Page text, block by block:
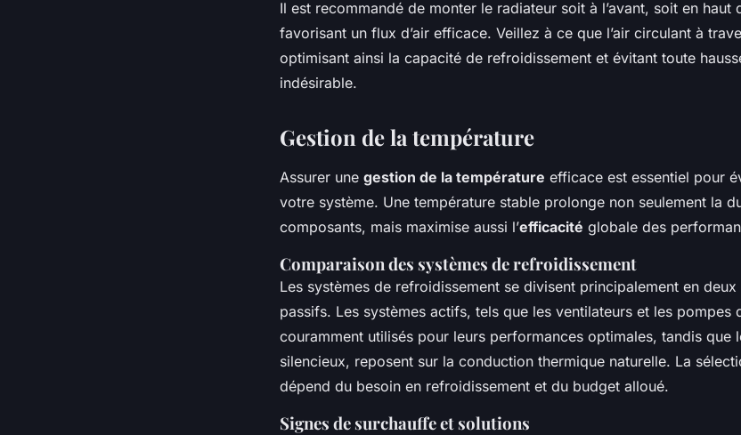
Il est recommandé de monter le radiateur soit à l’avant, soit en
favorisant un flux d’air efficace. Veillez à ce que l’air circulant à
optimisant ainsi la capacité de refroidissement et évitant toute
indésirable.
Gestion de la température
Assurer une gestion de la température efficace est essentiel pour
votre système. Une température stable prolonge non seulement la
composants, mais maximise aussi l’efficacité globale des
Comparaison des systèmes de refroidissement
Les systèmes de refroidissement se divisent principalement en
passifs. Les systèmes actifs, tels que les ventilateurs et les pompes
couramment utilisés pour leurs performances optimales, tandis que
silencieux, reposent sur la conduction thermique naturelle. La
dépend du besoin en refroidissement et du budget alloué.
Signes de surchauffe et solutions